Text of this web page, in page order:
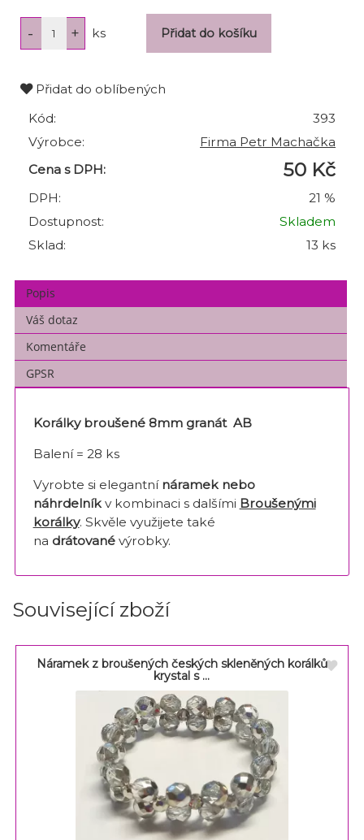
ks
Přidat do oblíbených
Kód:
393
Výrobce:
Firma Petr Machačka
Cena s DPH:
50 Kč
DPH:
21 %
Dostupnost:
Skladem
Sklad:
13 ks
Popis
Váš dotaz
Komentáře
GPSR
Korálky broušené 8mm granát AB
Balení = 28 ks
Vyrobte si elegantnínáramek nebo
náhrdelníkv kombinaci s dalšími Broušenými
korálky. Skvěle využijete také
na drátovanévýrobky.
Související zboží
Náramek z broušených českých skleněných korálků
krystal s ...